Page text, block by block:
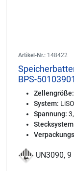
Artikel-Nr.: 148422
BPS-
Zellengröße:
System:
Spannung:
UN3090, 9 II